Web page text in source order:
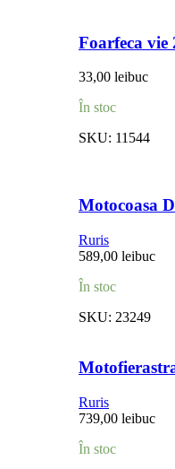
Foarfeca vie
33,00 leibuc
În stoc
SKU: 11544
Motocoasa
Ruris
589,00 leibuc
În stoc
SKU: 23249
Ruris
739,00 leibuc
În stoc